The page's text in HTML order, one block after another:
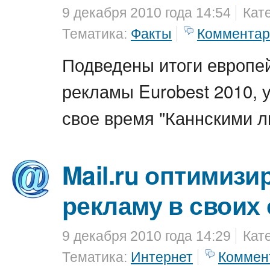
9 декабря 2010 года 14:54
Тематика: Факты
Подведены итоги
рекламы Eurobest 2010,
свое время "Каннскими
Mail.ru
рекламу в своих
9 декабря 2010 года 14:29
Тематика: Интернет